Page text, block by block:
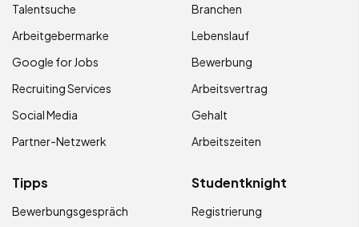
Talentsuche
Arbeitgebermarke
Google for Jobs
Recruiting Services
Social Media
Partner-Netzwerk
Branchen
Lebenslauf
Bewerbung
Arbeitsvertrag
Gehalt
Arbeitszeiten
Tipps
Bewerbungsgespräch
Studentknight
Registrierung